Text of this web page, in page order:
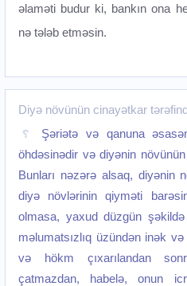
əlaməti budur ki, bankın ona
nə tələb etməsin.
Diyə növünün cinayətkar
Şəriətə və qanuna
öhdəsinədir və diyənin
Bunları nəzərə alsaq, diyənin
diyə növlərinin qiyməti
olmasa, yaxud düzgün
məlumatsızlıq üzündən inək
və hökm çıxarılandan
çatmazdan, habelə, onun